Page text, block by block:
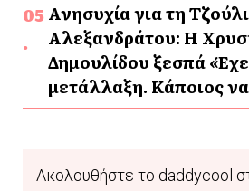
Ανησυχία για τη
Αλεξανδράτου: Η
Δημουλίδου ξεσπά
μετάλλαξη. Κάποιος
Ακολουθήστε το daddycool